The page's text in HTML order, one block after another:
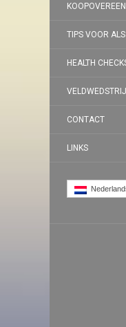
TIPS VOOR
HEALTH
CONTACT
LINKS